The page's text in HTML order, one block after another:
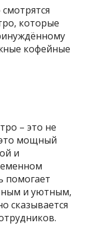
которые
кофейные
– это не
мощный
и
помогает
и уютным,
сказывается